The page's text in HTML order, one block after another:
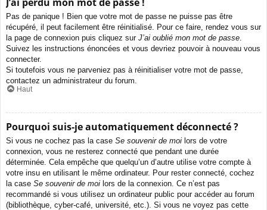
Pas de panique ! Bien que votre mot de passe ne puisse pas être
récupéré, il peut facilement être réinitialisé. Pour ce faire, rendez vous sur
la page de connexion puis cliquez sur J’ai oublié mon mot de passe.
Suivez les instructions énoncées et vous devriez pouvoir à nouveau vous
connecter.
Si toutefois vous ne parveniez pas à réinitialiser votre mot de passe,
contactez un administrateur du forum.
Haut
Pourquoi suis-je automatiquement déconnecté ?
Si vous ne cochez pas la case Se souvenir de moi lors de votre
connexion, vous ne resterez connecté que pendant une durée
déterminée. Cela empêche que quelqu’un d’autre utilise votre compte à
votre insu en utilisant le même ordinateur. Pour rester connecté, cochez
la case Se souvenir de moi lors de la connexion. Ce n’est pas
recommandé si vous utilisez un ordinateur public pour accéder au forum
(bibliothèque, cyber-café, université, etc.). Si vous ne voyez pas cette